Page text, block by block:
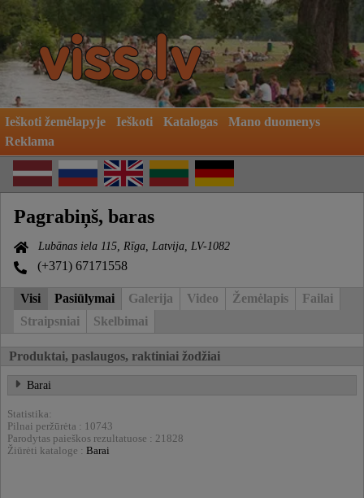
Ieškoti žemėlapyje Ieškoti Katalogas
Mano duomenys
Reklama
Pagrabiņš, baras
Lubānas iela 115, Rīga, Latvija, LV-1082
(+371) 67171558
Visi Pasiūlymai Galerija Video Žemėlapis
Failai
Straipsniai
Skelbimai
Produktai, paslaugos, raktiniai žodžiai
Barai
Statistika:
Pilnai peržūrėta : 10743
Parodytas paieškos rezultatuose : 21828
Žiūrėti kataloge : Barai